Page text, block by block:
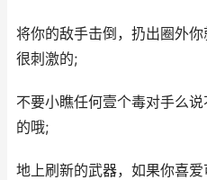
将你的敌手击倒，扔出圈外
很刺激的;
不要小瞧任何壹个毒对手么
的哦;
地上刷新的武器，如果你喜